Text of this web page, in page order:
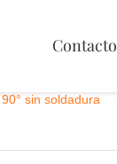
Contacto
sin soldadura